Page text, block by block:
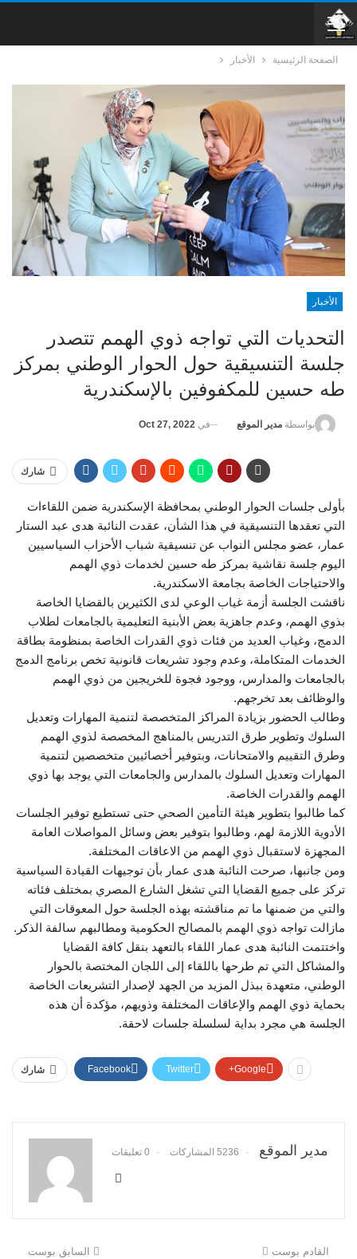
الصفحة الرئيسية الأخبار
الأخبار
التحديات التي تواجه ذوي الهمم تتصدر
جلسة التنسيقية حول الحوار الوطني بمركز
طه حسين للمكفوفين بالإسكندرية
بواسطة مدير الموقع في Oct 27, 2022
شارك
بأولى جلسات الحوار الوطني بمحافظة الإسكندرية ضمن اللقاءات
التي تعقدها التنسيقية في هذا الشأن، عقدت النائبة هدى عبد الستار
عمار، عضو مجلس النواب عن تنسيقية شباب الأحزاب السياسيين
اليوم جلسة نقاشية بمركز طه حسين لخدمات ذوي الهمم
والاحتياجات الخاصة بجامعة الاسكندرية.
ناقشت الجلسة أزمة غياب الوعي لدى الكثيرين بالقضايا الخاصة
بذوي الهمم، وعدم جاهزية بعض الأبنية التعليمية بالجامعات لطلاب
الدمج، وغياب العديد من فئات ذوي القدرات الخاصة بمنظومة بطاقة
الخدمات المتكاملة، وعدم وجود تشريعات قانونية تخص برنامج الدمج
بالجامعات والمدارس، ووجود فجوة للخريجين من ذوي الهمم
والوظائف بعد تخرجهم.
وطالب الحضور بزيادة المراكز المتخصصة لتنمية المهارات وتعديل
السلوك وتطوير طرق التدريس بالمناهج المخصصة لذوي الهمم
وطرق التقييم والامتحانات، وبتوفير أخصائيين متخصصين لتنمية
المهارات وتعديل السلوك بالمدارس والجامعات التي يوجد بها ذوي
الهمم والقدرات الخاصة.
كما طالبوا بتطوير هيئة التأمين الصحي حتى تستطيع توفير الجلسات
الأدوية اللازمة لهم، وطالبوا بتوفير بعض وسائل المواصلات العامة
المجهزة لاستقبال ذوي الهمم من الاعاقات المختلفة.
ومن جانبها، صرحت النائبة هدى عمار بأن توجيهات القيادة السياسية
تركز على جميع القضايا التي تشغل الشارع المصري بمختلف فئاته
والتي من ضمنها ما تم مناقشته بهذه الجلسة حول المعوقات التي
مازالت تواجه ذوي الهمم بالمصالح الحكومية ومطالبهم سالفة الذكر.
واختتمت النائبة هدى عمار اللقاء بالتعهد بنقل كافة القضايا
والمشاكل التي تم طرحها باللقاء إلى اللجان المختصة بالحوار
الوطني، متعهدة ببذل المزيد من الجهد لإصدار التشريعات الخاصة
بحماية ذوي الهمم والإعاقات المختلفة وذويهم، مؤكدة أن هذه
الجلسة هي مجرد بداية لسلسلة جلسات لاحقة.
شارك Facebook Twitter Google+
مدير الموقع 5236 المشاركات 0 تعليقات
السابق بوست القادم بوست